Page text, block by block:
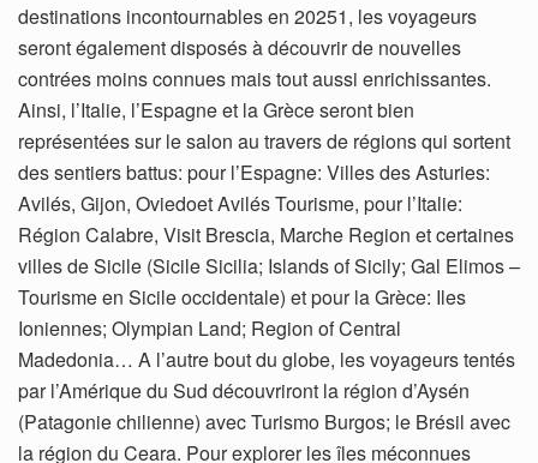
destinations incontournables en 20251, les voyageurs
seront également disposés à découvrir de nouvelles
contrées moins connues mais tout aussi enrichissantes.
Ainsi, l’Italie, l’Espagne et la Grèce seront bien
représentées sur le salon au travers de régions qui sortent
des sentiers battus: pour l’Espagne: Villes des Asturies:
Avilés, Gijon, Oviedoet Avilés Tourisme, pour l’Italie:
Région Calabre, Visit Brescia, Marche Region et certaines
villes de Sicile (Sicile Sicilia; Islands of Sicily; Gal Elimos –
Tourisme en Sicile occidentale) et pour la Grèce: Iles
Ioniennes; Olympian Land; Region of Central
Madedonia… A l’autre bout du globe, les voyageurs tentés
par l’Amérique du Sud découvriront la région d’Aysén
(Patagonie chilienne) avec Turismo Burgos; le Brésil avec
la région du Ceara. Pour explorer les îles méconnues